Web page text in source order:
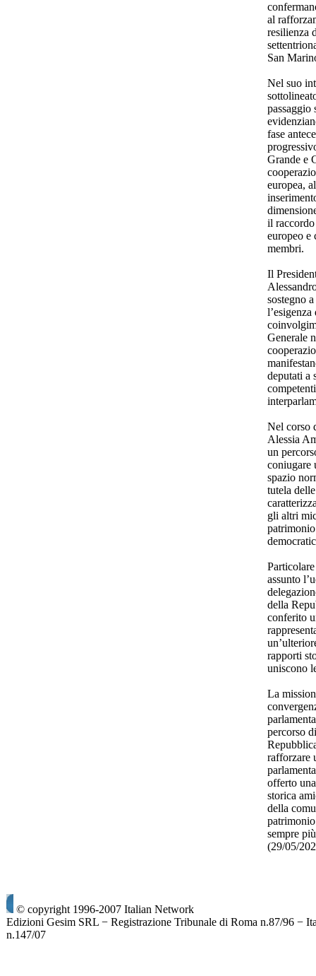
al
resilienza
San
Nel suo
passaggio
fase
Grande e
europea,
il
europeo e
membri.
Il
sostegno
Generale
deputati a
Nel corso
Alessia
un
coniugare
spazio
tutela
gli altri
assunto
della
conferito
rapporti
uniscono
La
percorso
rafforzare
offerto
storica
della
sempre
(29/05/
© copyright 1996-2007 Italian Network
Edizioni Gesim SRL − Registrazione Tribunale di Roma n.87/96 −
n.147/07